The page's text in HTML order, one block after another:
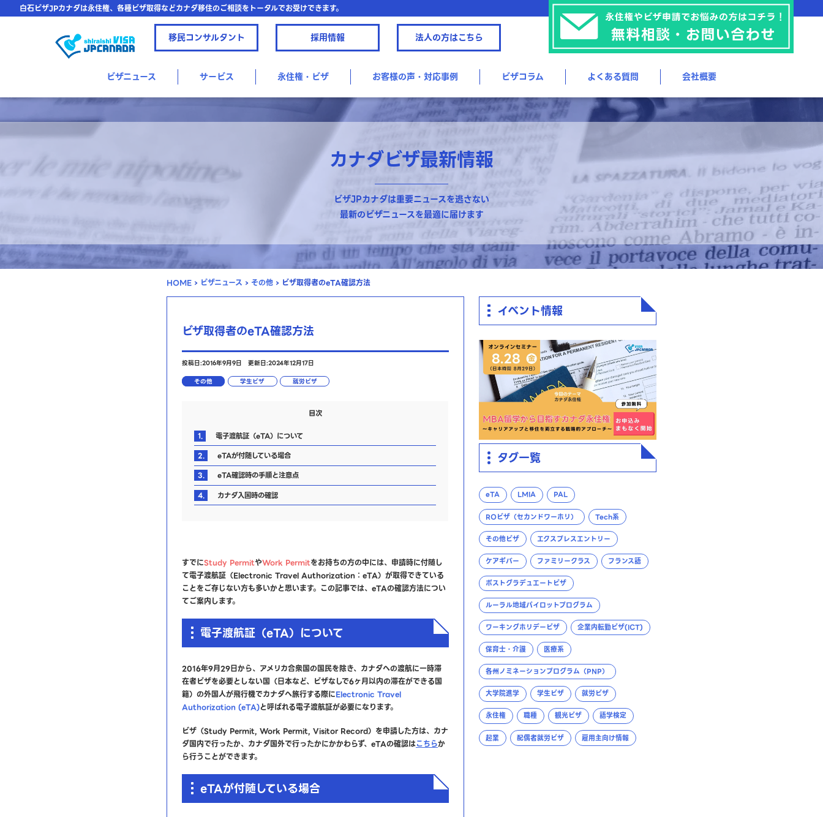
白石ビザJPカナダは永住権、各種ビザ取得などカナダ移住のご相談をトータルでお受けできます。
移民コンサルタント 採用情報 法人の方はこちら
ビザニュース サービス 永住権・ビザ お客様の声・対応事例 ビザコラム よくある質問 会社概要
カナダビザ最新情報
ビザJPカナダは重要ニュースを逃さない
最新のビザニュースを最適に届けます
HOME › ビザニュース › その他 › ビザ取得者のeTA確認方法
ビザ取得者のeTA確認方法
投稿日:2016年9月9日
更新日:2024年12月17日
その他
学生ビザ 就労ビザ
目次
1.
電子渡航証（eTA）について
2.
eTAが付随している場合
3.
eTA確認時の手順と注意点
4.
カナダ入国時の確認
すでにStudy PermitやWork Permitをお持ちの方の中には、申請時に付随し
て電子渡航証（Electronic Travel Authorization：eTA）が取得できている
ことをご存じない方も多いかと思います。この記事では、eTAの確認方法につい
てご案内します。
電子渡航証（eTA）について
2016年9月29日から、アメリカ合衆国の国民を除き、カナダへの渡航に一時滞
在者ビザを必要としない国（日本など、ビザなしで6ヶ月以内の滞在ができる国
籍）の外国人が飛行機でカナダへ旅行する際にElectronic Travel
Authorization (eTA)と呼ばれる電子渡航証が必要になります。
ビザ（Study Permit, Work Permit, Visitor Record）を申請した方は、カナ
ダ国内で行ったか、カナダ国外で行ったかにかかわらず、eTAの確認はこちらか
ら行うことができます。
eTAが付随している場合
イベント情報
タグ一覧
eTA LMIA PAL
ROビザ（セカンドワーホリ） Tech系
その他ビザ エクスプレスエントリー
ケアギバー ファミリークラス フランス語
ポストグラデュエートビザ
ルーラル地域パイロットプログラム
ワーキングホリデービザ 企業内転勤ビザ(ICT)
保育士・介護 医療系
各州ノミネーションプログラム（PNP）
大学院進学 学生ビザ 就労ビザ
永住権 職種 観光ビザ 語学検定
起業 配偶者就労ビザ 雇用主向け情報